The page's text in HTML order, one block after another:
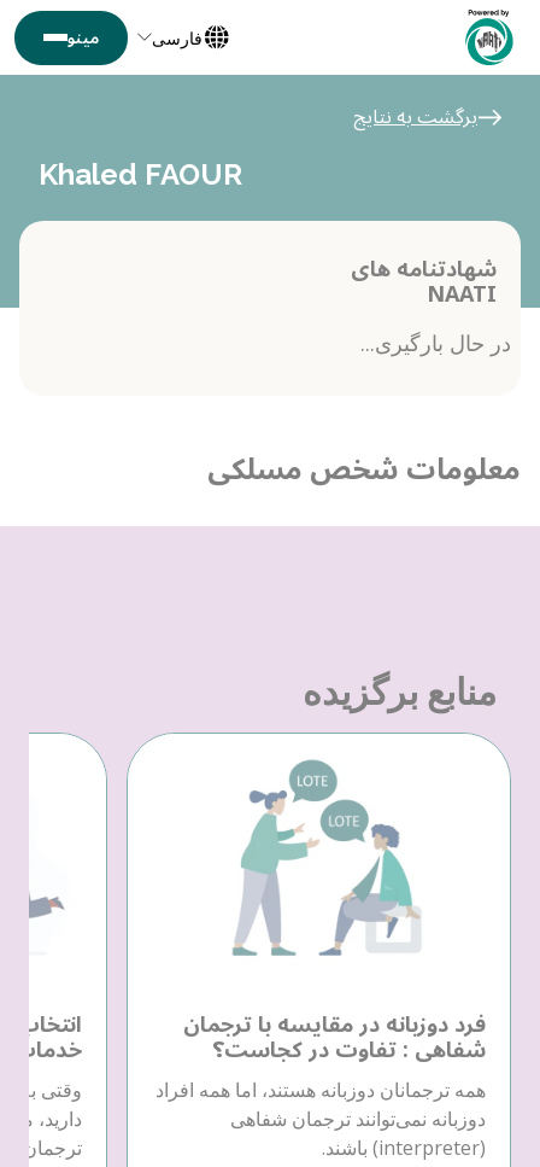
فارسی
برگشت به نتایج
Khaled FAOUR
شهادتنامه های
NAATI
در حال بارگیری...
معلومات شخص مسلکی
منابع برگزیده
فرد دوزبانه در مقایسه با ترجمان
شفاهی : تفاوت در کجاست؟
همه ترجمانان دوزبانه هستند، اما همه افراد
دوزبانه نمی‌توانند ترجمان شفاهی
(interpreter) باشند.
انتخاب
خدمات
وقتی به
دارید،
ترجمان